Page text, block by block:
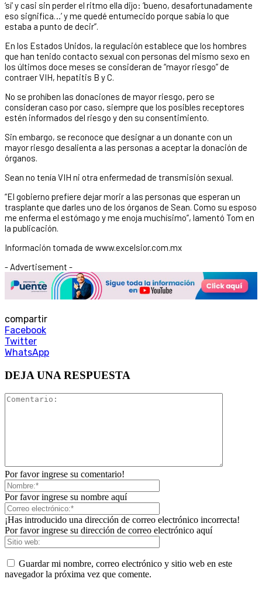
‘sí’ y casi sin perder el ritmo ella dijo: ‘bueno, desafortunadamente
eso significa…’ y me quedé entumecido porque sabía lo que
estaba a punto de decir”.
En los Estados Unidos, la regulación establece que los hombres
que han tenido contacto sexual con personas del mismo sexo en
los últimos doce meses se consideran de “mayor riesgo” de
contraer VIH, hepatitis B y C.
No se prohíben las donaciones de mayor riesgo, pero se
consideran caso por caso, siempre que los posibles receptores
estén informados del riesgo y den su consentimiento.
Sin embargo, se reconoce que designar a un donante con un
mayor riesgo desalienta a las personas a aceptar la donación de
órganos.
Sean no tenía VIH ni otra enfermedad de transmisión sexual.
“El gobierno prefiere dejar morir a las personas que esperan un
trasplante que darles uno de los órganos de Sean. Como su esposo
me enferma el estómago y me enoja muchísimo”, lamentó Tom en
la publicación.
Información tomada de www.excelsior.com.mx
- Advertisement -
compartir
Facebook
Twitter
WhatsApp
DEJA UNA RESPUESTA
Por favor ingrese su comentario!
Por favor ingrese su nombre aquí
¡Has introducido una dirección de correo electrónico incorrecta!
Por favor ingrese su dirección de correo electrónico aquí
Guardar mi nombre, correo electrónico y sitio web en este
navegador la próxima vez que comente.